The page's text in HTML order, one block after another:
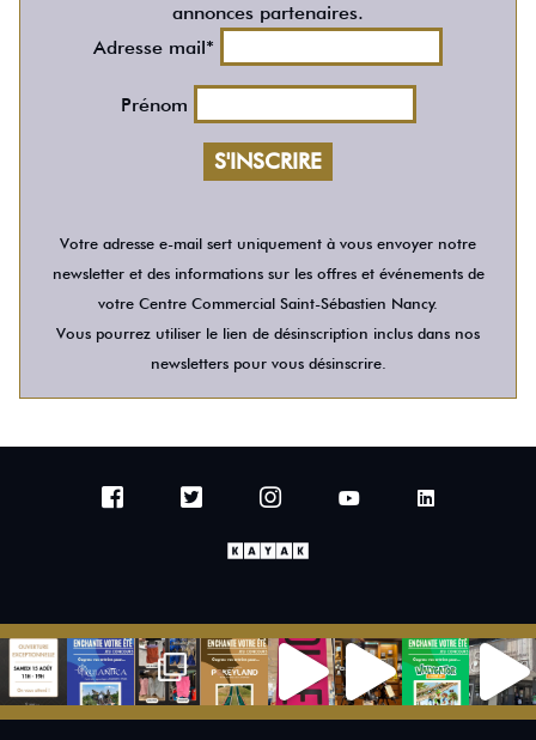
annonces partenaires.
Adresse mail*
Prénom
Votre adresse e-mail sert uniquement à vous envoyer notre
newsletter et des informations sur les offres et événements de
votre Centre Commercial Saint-Sébastien Nancy.
Vous pourrez utiliser le lien de désinscription inclus dans nos
newsletters pour vous désinscrire.